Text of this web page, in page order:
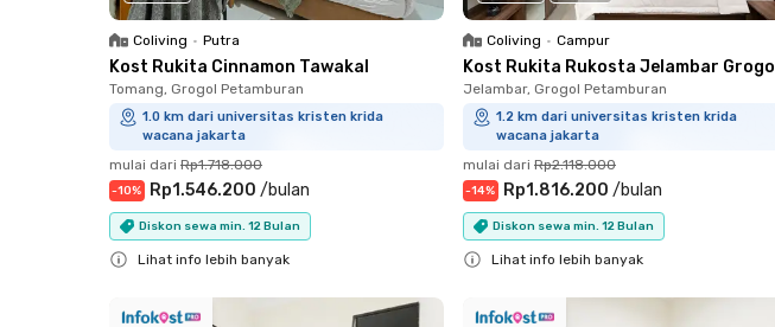
Coliving • Putra
Kost Rukita Cinnamon Tawakal
Tomang, Grogol Petamburan
1.0 km dari universitas kristen krida
wacana jakarta
mulai dari Rp1.718.000
-10% Rp1.546.200 /bulan
Diskon sewa min. 12 Bulan
Lihat info lebih banyak
Coliving • Campur
Kost Rukita Rukosta Jelambar Grogol
Jelambar, Grogol Petamburan
1.2 km dari universitas kristen krida
wacana jakarta
mulai dari Rp2.118.000
-14% Rp1.816.200 /bulan
Diskon sewa min. 12 Bulan
Lihat info lebih banyak